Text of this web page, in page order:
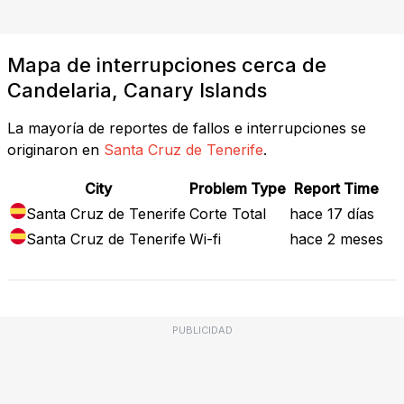
Mapa de interrupciones cerca de
Candelaria, Canary Islands
La mayoría de reportes de fallos e interrupciones se
originaron en Santa Cruz de Tenerife.
City Problem Type Report Time
Santa Cruz de Tenerife Corte Total
hace 17 días
Santa Cruz de Tenerife Wi-fi hace 2 meses
PUBLICIDAD